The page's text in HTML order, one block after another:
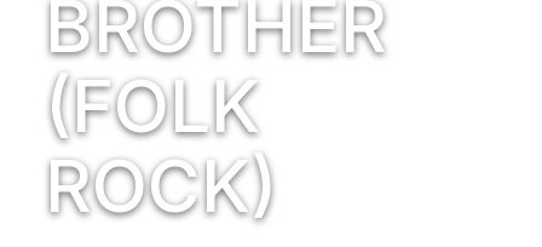
BROTHER
(FOLK
ROCK)